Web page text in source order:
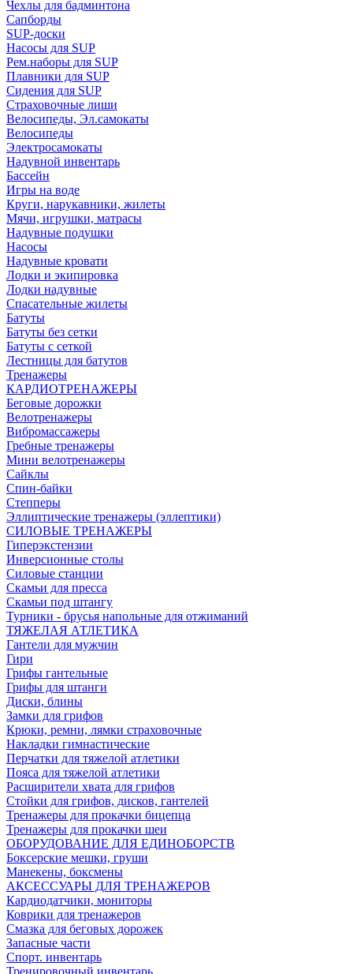
Чехлы для бадминтона
Сапборды
SUP-доски
Насосы для SUP
Рем.наборы для SUP
Плавники для SUP
Сидения для SUP
Страховочные лиши
Велосипеды, Эл.самокаты
Велосипеды
Электросамокаты
Надувной инвентарь
Бассейн
Игры на воде
Круги, нарукавники, жилеты
Мячи, игрушки, матрасы
Надувные подушки
Насосы
Надувные кровати
Лодки и экипировка
Лодки надувные
Спасательные жилеты
Батуты
Батуты без сетки
Батуты с сеткой
Лестницы для батутов
Тренажеры
КАРДИОТРЕНАЖЕРЫ
Беговые дорожки
Велотренажеры
Вибромассажеры
Гребные тренажеры
Мини велотренажеры
Сайклы
Спин-байки
Степперы
Эллиптические тренажеры (эллептики)
СИЛОВЫЕ ТРЕНАЖЕРЫ
Гиперэкстензии
Инверсионные столы
Силовые станции
Скамьи для пресса
Скамьи под штангу
Турники - брусья напольные для отжиманий
ТЯЖЕЛАЯ АТЛЕТИКА
Гантели для мужчин
Гири
Грифы гантельные
Грифы для штанги
Диски, блины
Замки для грифов
Крюки, ремни, лямки страховочные
Накладки гимнастические
Перчатки для тяжелой атлетики
Пояса для тяжелой атлетики
Расширители хвата для грифов
Стойки для грифов, дисков, гантелей
Тренажеры для прокачки бицепца
Тренажеры для прокачки шеи
ОБОРУДОВАНИЕ ДЛЯ ЕДИНОБОРСТВ
Боксерские мешки, груши
Манекены, боксмены
АКСЕССУАРЫ ДЛЯ ТРЕНАЖЕРОВ
Кардиодатчики, мониторы
Коврики для тренажеров
Смазка для беговых дорожек
Запасные части
Спорт. инвентарь
Тренировочный инвентарь